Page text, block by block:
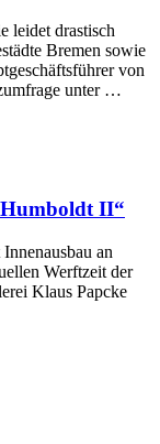
leidet drastisch
Bremen sowie
von
unter …
Humboldt II“
an
Werftzeit der
Klaus Papcke